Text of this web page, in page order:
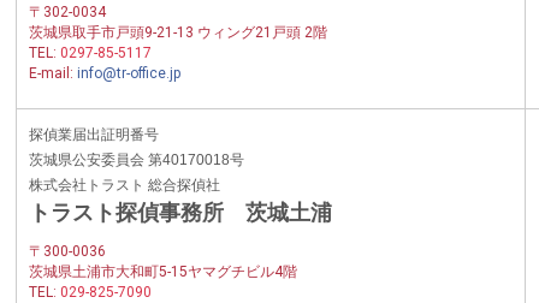
〒302-0034
茨城県取手市戸頭9-21-13 ウィング21戸頭 2階
TEL:0297-85-5117
E-mail:info@tr-office.jp
探偵業届出証明番号
茨城県公安委員会 第40170018号
株式会社トラスト 総合探偵社
トラスト探偵事務所 茨城土浦
〒300-0036
茨城県土浦市大和町5-15ヤマグチビル4階
TEL:029-825-7090